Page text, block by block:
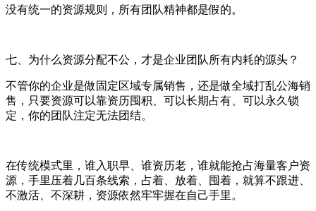
没有统一的资源规则，所有团队精神都是假的。
七、为什么资源分配不公，才是企业团队所有内耗的源头？
不管你的企业是做固定区域专属销售，还是做全域打乱公海销
售，只要资源可以靠资历囤积、可以长期占有、可以永久锁
定，你的团队注定无法团结。
在传统模式里，谁入职早、谁资历老，谁就能抢占海量客户资
源，手里压着几百条线索，占着、放着、囤着，就算不跟进、
不激活、不深耕，资源依然牢牢握在自己手里。